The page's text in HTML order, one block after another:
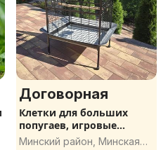
Договорная
Клетки для больших
попугаев, игровые
стенды
Минский район, Минская